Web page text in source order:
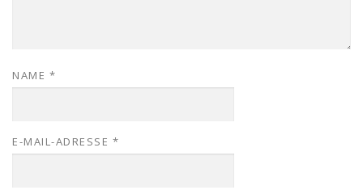
NAME *
E-MAIL-ADRESSE *